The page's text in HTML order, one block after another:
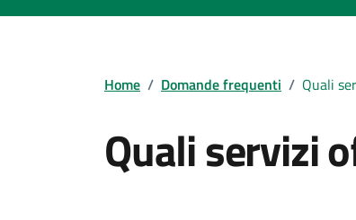
Home / Domande frequenti / Quali
Quali servizi